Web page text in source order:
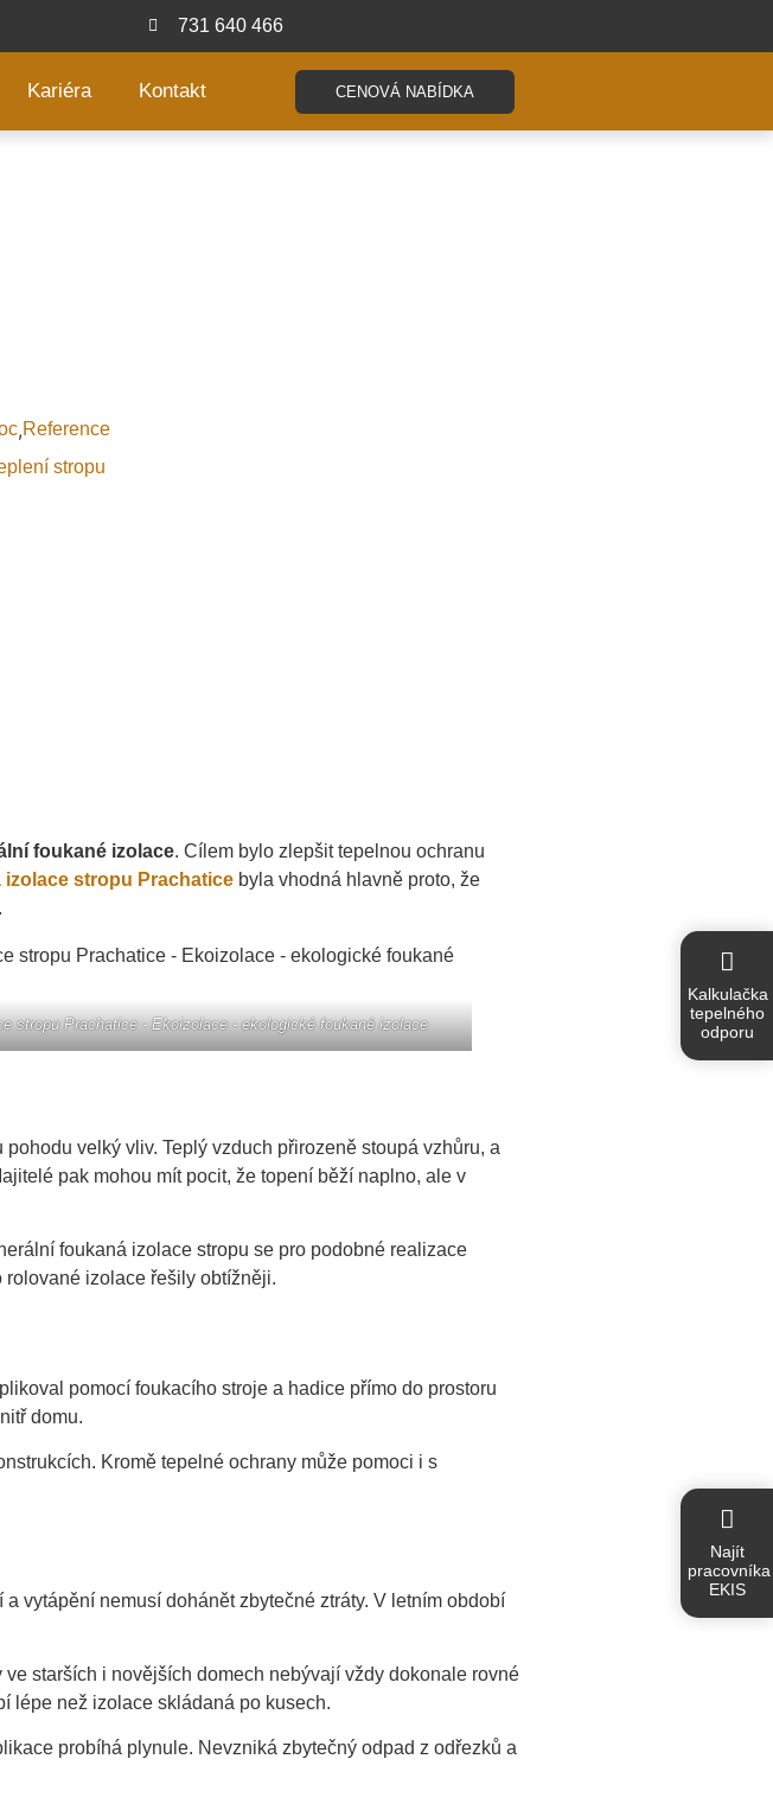
731 640 466
Kariéra Kontakt CENOVÁ NABÍDKA
,Reference
stropu
foukané izolace. Cílem bylo zlepšit tepelnou ochranu
izolace stropu Prachatice byla vhodná hlavně proto, že
stropu Prachatice - Ekoizolace - ekologické foukané izolace
velký vliv. Teplý vzduch přirozeně stoupá vzhůru, a
pak mohou mít pocit, že topení běží naplno, ale v
foukaná izolace stropu se pro podobné realizace
rolované izolace řešily obtížněji.
pomocí foukacího stroje a hadice přímo do prostoru
domu.
Kromě tepelné ochrany může pomoci i s
vytápění nemusí dohánět zbytečné ztráty. V letním období
starších i novějších domech nebývají vždy dokonale rovné
lépe než izolace skládaná po kusech.
probíhá plynule. Nevzniká zbytečný odpad z odřezků a
Kalkulačka
tepelného
odporu
Najít
pracovníka
EKIS